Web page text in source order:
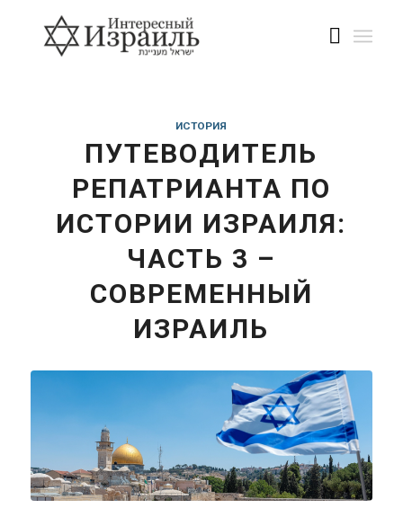
ИСТОРИЯ
ПУТЕВОДИТЕЛЬ
РЕПАТРИАНТА ПО
ИСТОРИИ ИЗРАИЛЯ:
ЧАСТЬ 3 –
СОВРЕМЕННЫЙ
ИЗРАИЛЬ